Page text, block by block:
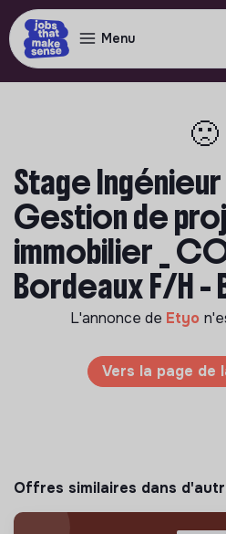
Menu
🙁
Stage
Gestion de
immobilier _
Bordeaux F/H -
L'annonce de Etyo
Vers la page de
Offres similaires dans